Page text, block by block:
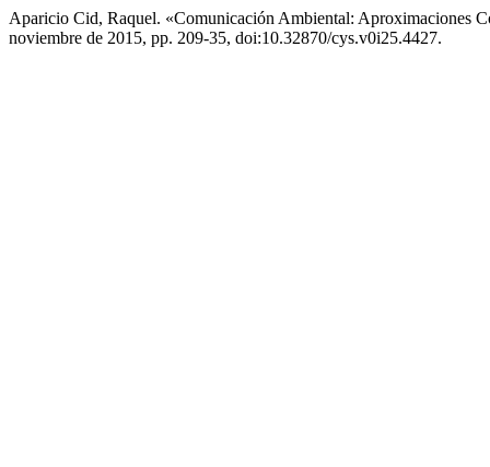
Aparicio Cid, Raquel. «Comunicación Ambiental: Aproximaciones
noviembre de 2015, pp. 209-35, doi:10.32870/cys.v0i25.4427.